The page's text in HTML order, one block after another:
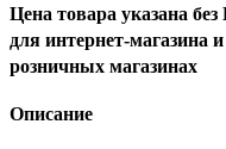
Цена товара указана
для интернет-магазина
розничных магазинах
Описание